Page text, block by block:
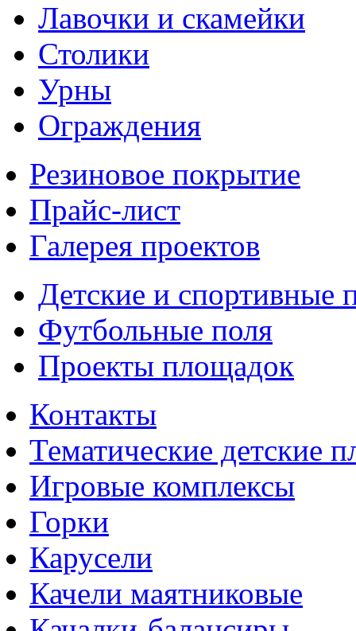
Лавочки и скамейки
Столики
Урны
Ограждения
Резиновое покрытие
Прайс-лист
Галерея проектов
Детские и спортивные
Футбольные поля
Проекты площадок
Контакты
Тематические детские
Игровые комплексы
Горки
Карусели
Качели маятниковые